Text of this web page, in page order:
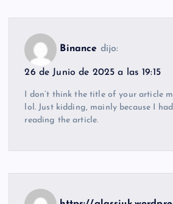
Binance dijo:
26 de Junio de 2025 a las 19:15
I don’t think the title of your article
lol. Just kidding, mainly because I
reading the article.